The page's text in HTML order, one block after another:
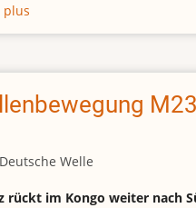
plus
About
West
African
soldiers
Benin
'clean-
Welle
rückt im Kongo weiter nach